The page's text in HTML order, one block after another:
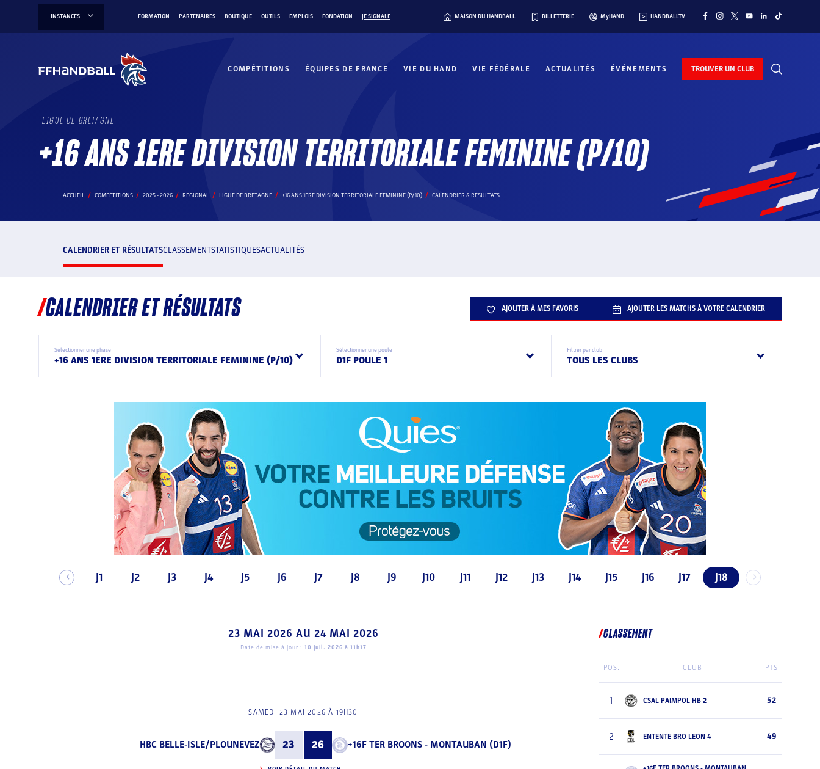
INSTANCES FORMATION PARTENAIRES BOUTIQUE OUTILS EMPLOIS FONDATION JE SIGNALE MAISON DU HANDBALL BILLETTERIE MyHAND HANDBALLTV
COMPÉTITIONS ÉQUIPES DE FRANCE VIE DU HAND VIE FÉDÉRALE ACTUALITÉS ÉVÉNEMENTS TROUVER UN CLUB
LIGUE DE BRETAGNE
+16 ANS 1ERE DIVISION TERRITORIALE FEMININE (P/10)
ACCUEIL COMPÉTITIONS 2025 - 2026 REGIONAL LIGUE DE BRETAGNE +16 ANS 1ERE DIVISION TERRITORIALE FEMININE (P/10) CALENDRIER & RÉSULTATS
CALENDRIER ET RÉSULTATSCLASSEMENTSTATISTIQUESACTUALITÉS
CALENDRIER ET RÉSULTATS AJOUTER À MES FAVORIS AJOUTER LES MATCHS À VOTRE CALENDRIER
Sélectionner une phase
+16 ANS 1ERE DIVISION TERRITORIALE FEMININE (P/10)
Sélectionner une poule
D1F POULE 1
Filtrer par club
TOUS LES CLUBS
J1 J2 J3 J4 J5 J6 J7 J8 J9 J10 J11 J12 J13 J14 J15 J16 J17 J18
23 MAI 2026 AU 24 MAI 2026
Date de mise à jour : 10 juil. 2026 à 11h17
SAMEDI 23 MAI 2026 À 19H30
HBC BELLE-ISLE/PLOUNEVEZ 23 26 +16F TER BROONS - MONTAUBAN (D1F)
CLASSEMENT
POS. CLUB PTS
1 CSAL PAIMPOL HB 2 52
2 ENTENTE BRO LEON 4 49